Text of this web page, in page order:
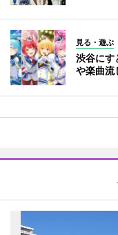
見る・遊ぶ
渋谷に
や楽曲流